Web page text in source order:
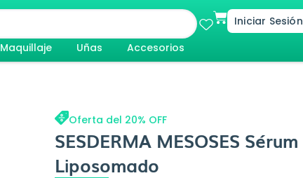
CartIniciar Sesión
Maquillaje Uñas Accesorios
Oferta del 20% OFF
SESDERMA MESOSES Sérum
Liposomado